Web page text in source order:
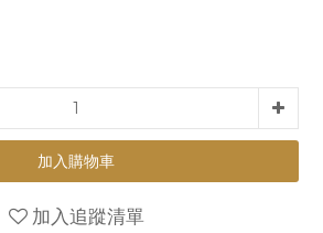
加入購物車
加入追蹤清單